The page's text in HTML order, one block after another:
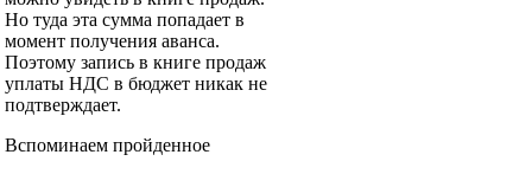
Но туда эта сумма попадает в
момент получения аванса.
Поэтому запись в книге продаж
уплаты НДС в бюджет никак не
подтверждает.
Вспоминаем пройденное